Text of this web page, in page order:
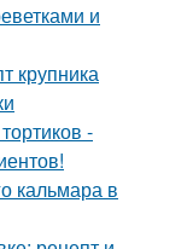
и
крупника
-
кальмара в